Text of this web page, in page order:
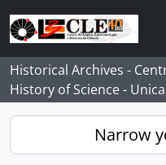
Skip to main content
Historical Archives -
History of Science -
Narrow